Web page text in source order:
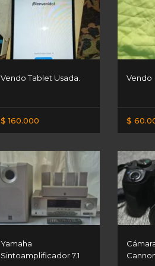
Vendo Tablet Usada.
$ 160.000
Vendo
$
Yamaha
Sintoamplificador 7.1